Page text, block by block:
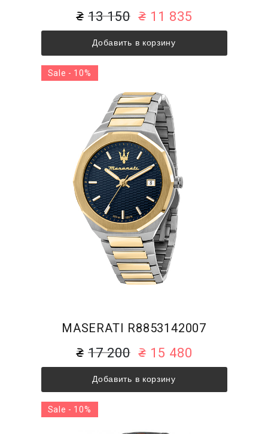
13 150 11 835
Добавить в корзину
MASERATI R8853142007
17 200 15 480
Добавить в корзину
Sale - 10%
Sale - 10%